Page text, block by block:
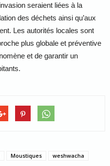
seraient liées à la
des déchets ainsi qu’aux
Les autorités locales sont
plus globale et préventive
et de garantir un
Moustiques weshwacha